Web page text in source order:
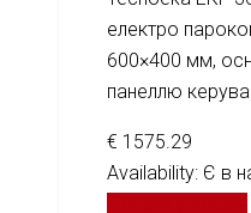
електро
600×400 мм,
панеллю
€ 1575.29
Availability: Є в